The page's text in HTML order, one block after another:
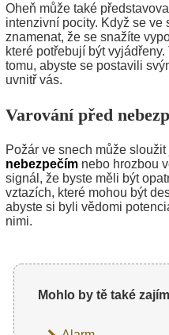
Oheň může také
intenzivní pocity. Když se ve
znamenat, že se snažíte
které potřebují být
tomu, abyste se postavili
uvnitř vás.
Varování před
Požár ve snech může sloužit
nebezpečím nebo hrozbou
signál, že byste měli být
vztazích, které mohou být
abyste si byli vědomi
nimi.
Mohlo by tě také